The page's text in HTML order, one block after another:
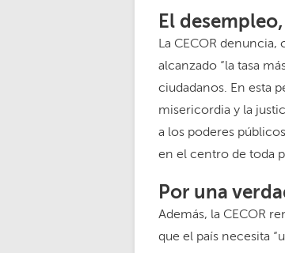
El
La CECOR
alcanzado “la tasa
ciudadanos. En esta
misericordia y la
a los poderes
en el centro de toda
Por una
Además, la CECOR
que el país necesita